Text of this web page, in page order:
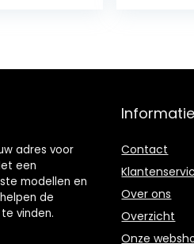
adres voor
een
modellen en
de
vinden.
Informatie
Contact
Over ons
Overzicht
Onze